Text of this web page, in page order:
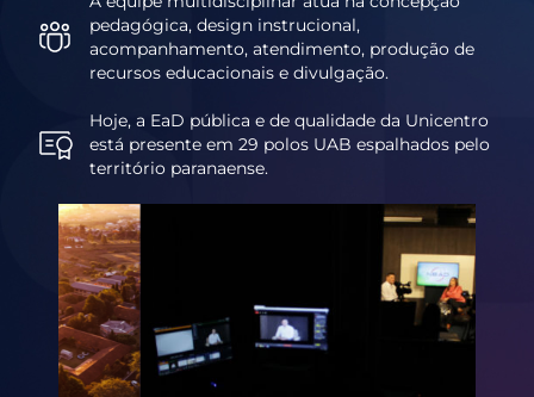
pedagógica, design instrucional,
acompanhamento, atendimento, produção de
recursos educacionais e divulgação.
Hoje, a EaD pública e de qualidade da Unicentro
está presente em 29 polos UAB espalhados pelo
território paranaense.